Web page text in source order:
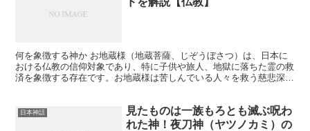
何を象徴する神か お地蔵様（地蔵菩薩、じぞうぼさつ）は、日本に
おける仏教の信仰対象であり、特に子供や旅人、地獄に落ちた霊の救
済を象徴する存在です。お地蔵様は苦しんでいる人々を救う慈悲深い
日本神話
見たものは一族もろとも滅ぶ呪わ
れた神！夜刀神（ヤツノカミ）の